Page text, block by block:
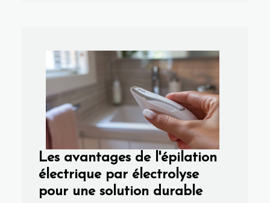
Les avantages de l'épilation
électrique par électrolyse
pour une solution durable